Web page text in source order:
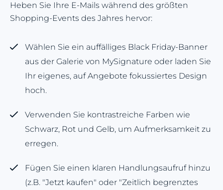
Heben Sie Ihre E-Mails während des größten
Shopping-Events des Jahres hervor:
Wählen Sie ein auffälliges Black Friday-Banner
aus der Galerie von MySignature oder laden Sie
Ihr eigenes, auf Angebote fokussiertes Design
hoch.
Verwenden Sie kontrastreiche Farben wie
Schwarz, Rot und Gelb, um Aufmerksamkeit zu
erregen.
Fügen Sie einen klaren Handlungsaufruf hinzu
(z.B. "Jetzt kaufen" oder "Zeitlich begrenztes